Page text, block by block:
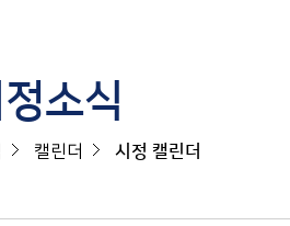
소식
캘린더 시정 캘린더